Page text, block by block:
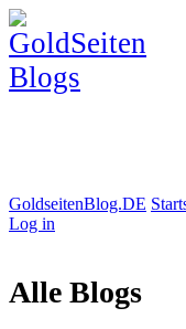
GoldseitenBlog.DE
Log in
Alle Blogs